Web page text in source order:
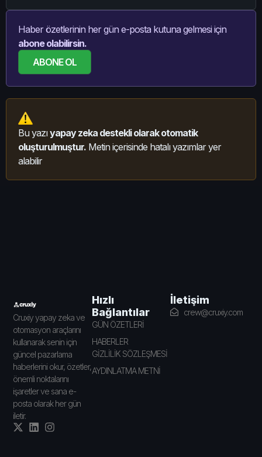
Haber özetlerinin her gün e-posta kutuna gelmesi için
abone olabilirsin.
ABONE OL
Bu yazıyapay zeka destekli olarak otomatik
oluşturulmuştur. Metin içerisinde hatalı yazımlar yer
alabilir
Cruxiy yapay zeka ve
otomasyon araçlarını
kullanarak senin için
güncel pazarlama
haberlerini okur, özetler,
önemli noktalarını
işaretler ve sana e-
posta olarak her gün
iletir.
Hızlı
Bağlantılar
GÜN ÖZETLERİ
HABERLER
GİZLİLİK SÖZLEŞMESİ
AYDINLATMA METNİ
İletişim
crew@cruxiy.com